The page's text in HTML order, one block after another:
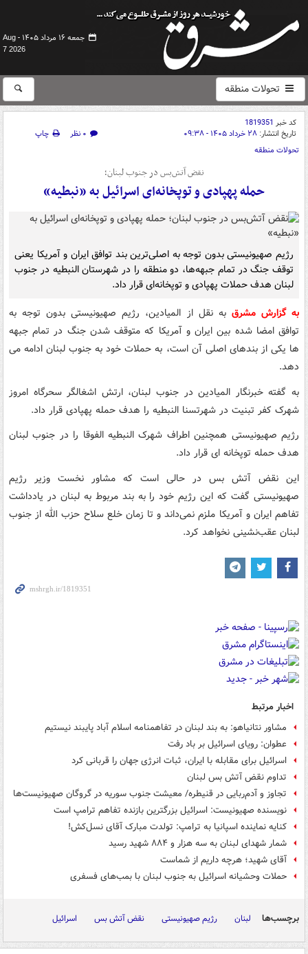
جمعه ۱۶ مرداد ۱۴۰۵ -
Aug
7 2026
تحولات منطقه
کد خبر 1819351
تاریخ انتشار: ۲۸ خرداد ۱۴۰۵ - ۰۹:۳۸ ۰ نظر
چاپ
تحولات منطقه
نقض آتش‌بس در جنوب لبنان؛
حمله پهپادی و توپخانه‌ای اسرائیل به «نبطیه»
رژیم صهیونیستی بدون توجه به اصلی‌ترین بند توافق ایران و آمریکا یعنی
توقف جنگ در تمام جبهه‌ها، دو منطقه را در شهرستان النبطیه در جنوب
لبنان هدف حملات پهپادی و توپخانه‌ای قرار داد.
به گزارش مشرق به نقل از المیادین، رژیم صهیونیستی بدون توجه به
توافق امضا شده بین ایران و آمریکا که متوقف شدن جنگ در تمام جبهه
ها یکی از بندهای اصلی آن است، به حملات خود به جنوب لبنان ادامه می
دهد.
به گفته خبرنگار المیادین در جنوب لبنان، ارتش اشغالگر سحرگاه امروز
شهرک کفر تبنیت در شهرتسنا النبطیه را هدف حمله پهپادی قرار داد.
رژیم صهیونیستی همچنین اطراف شهرک النبطیه الفوقا را در جنوب لبنان
هدف حمله توپخانه ای قرار داد.
این نقض آتش بس در حالی است که مشاور نخست وزیر رژیم
صهیونیستی گفت که این رژیم خود را به بند مربوط به لبنان در یادداشت
تفاهم ایران و آمریکا ملزم نمی‌داند و تا زمان خلع سلاح حزب الله از جنوب
لبنان عقب‌نشینی نخواهد کرد.
اخبار مرتبط
مشاور نتانیاهو: به بند لبنان در تفاهمنامه اسلام آباد پایبند نیستیم
عطوان: رویای اسرائیل بر باد رفت
اسرائیل برای مقابله با ایران، ثبات انرژی جهان را قربانی کرد
تداوم نقض آتش بس لبنان
تجاوز و آدم‌ربایی در قنیطره/ معیشت جنوب سوریه در گروگان صهیونیست‌ها
نویسنده صهیونیست: اسرائیل بزرگترین بازنده تفاهم ترامپ است
کنایه نماینده اسپانیا به ترامپ: تولدت مبارک آقای نسل‌کش!
شمار شهدای لبنان به سه هزار و ۸۸۴ شهید رسید
آقای شهید؛ هرچه داریم از شماست
حملات وحشیانه اسرائیل به جنوب لبنان با بمب‌های فسفری
برچسب‌ها لبنان رژیم صهیونیستی نقض آتش بس اسرائیل